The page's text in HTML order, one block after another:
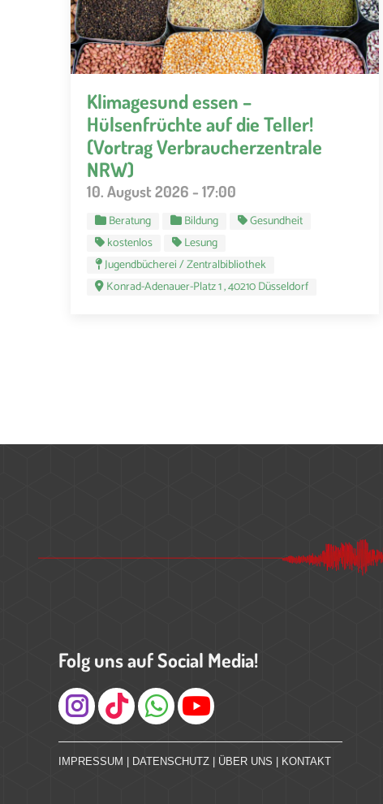
Klimagesund essen –
Hülsenfrüchte auf die Teller!
(Vortrag Verbraucherzentrale
NRW)
10. August 2026 - 17:00
Beratung Bildung
Gesundheit
kostenlos
Lesung
Jugendbücherei / Zentralbibliothek
Konrad-Adenauer-Platz 1 , 40210 Düsseldorf
Folg uns auf Social Media!
Instagram
IMPRESSUM | DATENSCHUTZ | ÜBER UNS | KONTAKT